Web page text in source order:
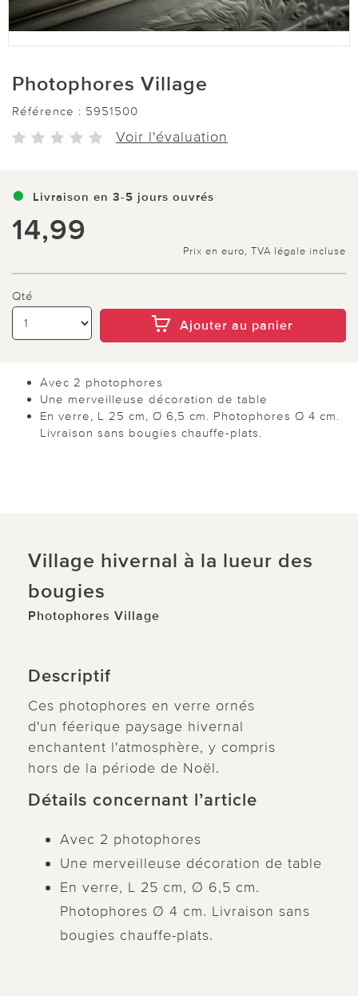
Photophores Village
Référence : 5951500
Voir l'évaluation
Livraison en 3-5 jours ouvrés
14,99
Prix en euro, TVA légale incluse
Qté
Ajouter au panier
Avec 2 photophores
Une merveilleuse décoration de table
En verre, L 25 cm, Ø 6,5 cm. Photophores Ø 4 cm.
Livraison sans bougies chauffe-plats.
Village hivernal à la lueur des
bougies
Photophores Village
Descriptif
Ces photophores en verre ornés
d'un féerique paysage hivernal
enchantent l'atmosphère, y compris
hors de la période de Noël.
Détails concernant l’article
Avec 2 photophores
Une merveilleuse décoration de table
En verre, L 25 cm, Ø 6,5 cm.
Photophores Ø 4 cm. Livraison sans
bougies chauffe-plats.